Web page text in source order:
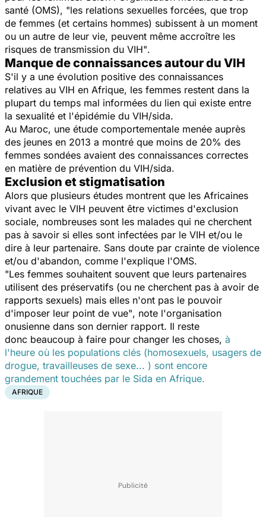
santé (OMS), "les relations sexuelles forcées, que trop
de femmes (et certains hommes) subissent à un moment
ou un autre de leur vie, peuvent même accroître les
risques de transmission du VIH".
Manque de connaissances autour du VIH
S'il y a une évolution positive des connaissances
relatives au VIH en Afrique, les femmes restent dans la
plupart du temps mal informées du lien qui existe entre
la sexualité et l'épidémie du VIH/sida.
Au Maroc, une étude comportementale menée auprès
des jeunes en 2013 a montré que moins de 20% des
femmes sondées avaient des connaissances correctes
en matière de prévention du VIH/sida.
Exclusion et stigmatisation
Alors que plusieurs études montrent que les Africaines
vivant avec le VIH peuvent être victimes d'exclusion
sociale, nombreuses sont les malades qui ne cherchent
pas à savoir si elles sont infectées par le VIH et/ou le
dire à leur partenaire. Sans doute par crainte de violence
et/ou d'abandon, comme l'explique l'OMS.
"Les femmes souhaitent souvent que leurs partenaires
utilisent des préservatifs (ou ne cherchent pas à avoir de
rapports sexuels) mais elles n'ont pas le pouvoir
d'imposer leur point de vue", note l'organisation
onusienne dans son dernier rapport. Il reste
donc beaucoup à faire pour changer les choses, à
l'heure où les populations clés (homosexuels, usagers de
drogue, travailleuses de sexe... ) sont encore
grandement touchées par le Sida en Afrique.
AFRIQUE